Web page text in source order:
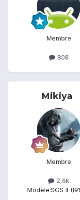
Membre
808
Mikiya
Membre
2,6k
Modèle:SGS II